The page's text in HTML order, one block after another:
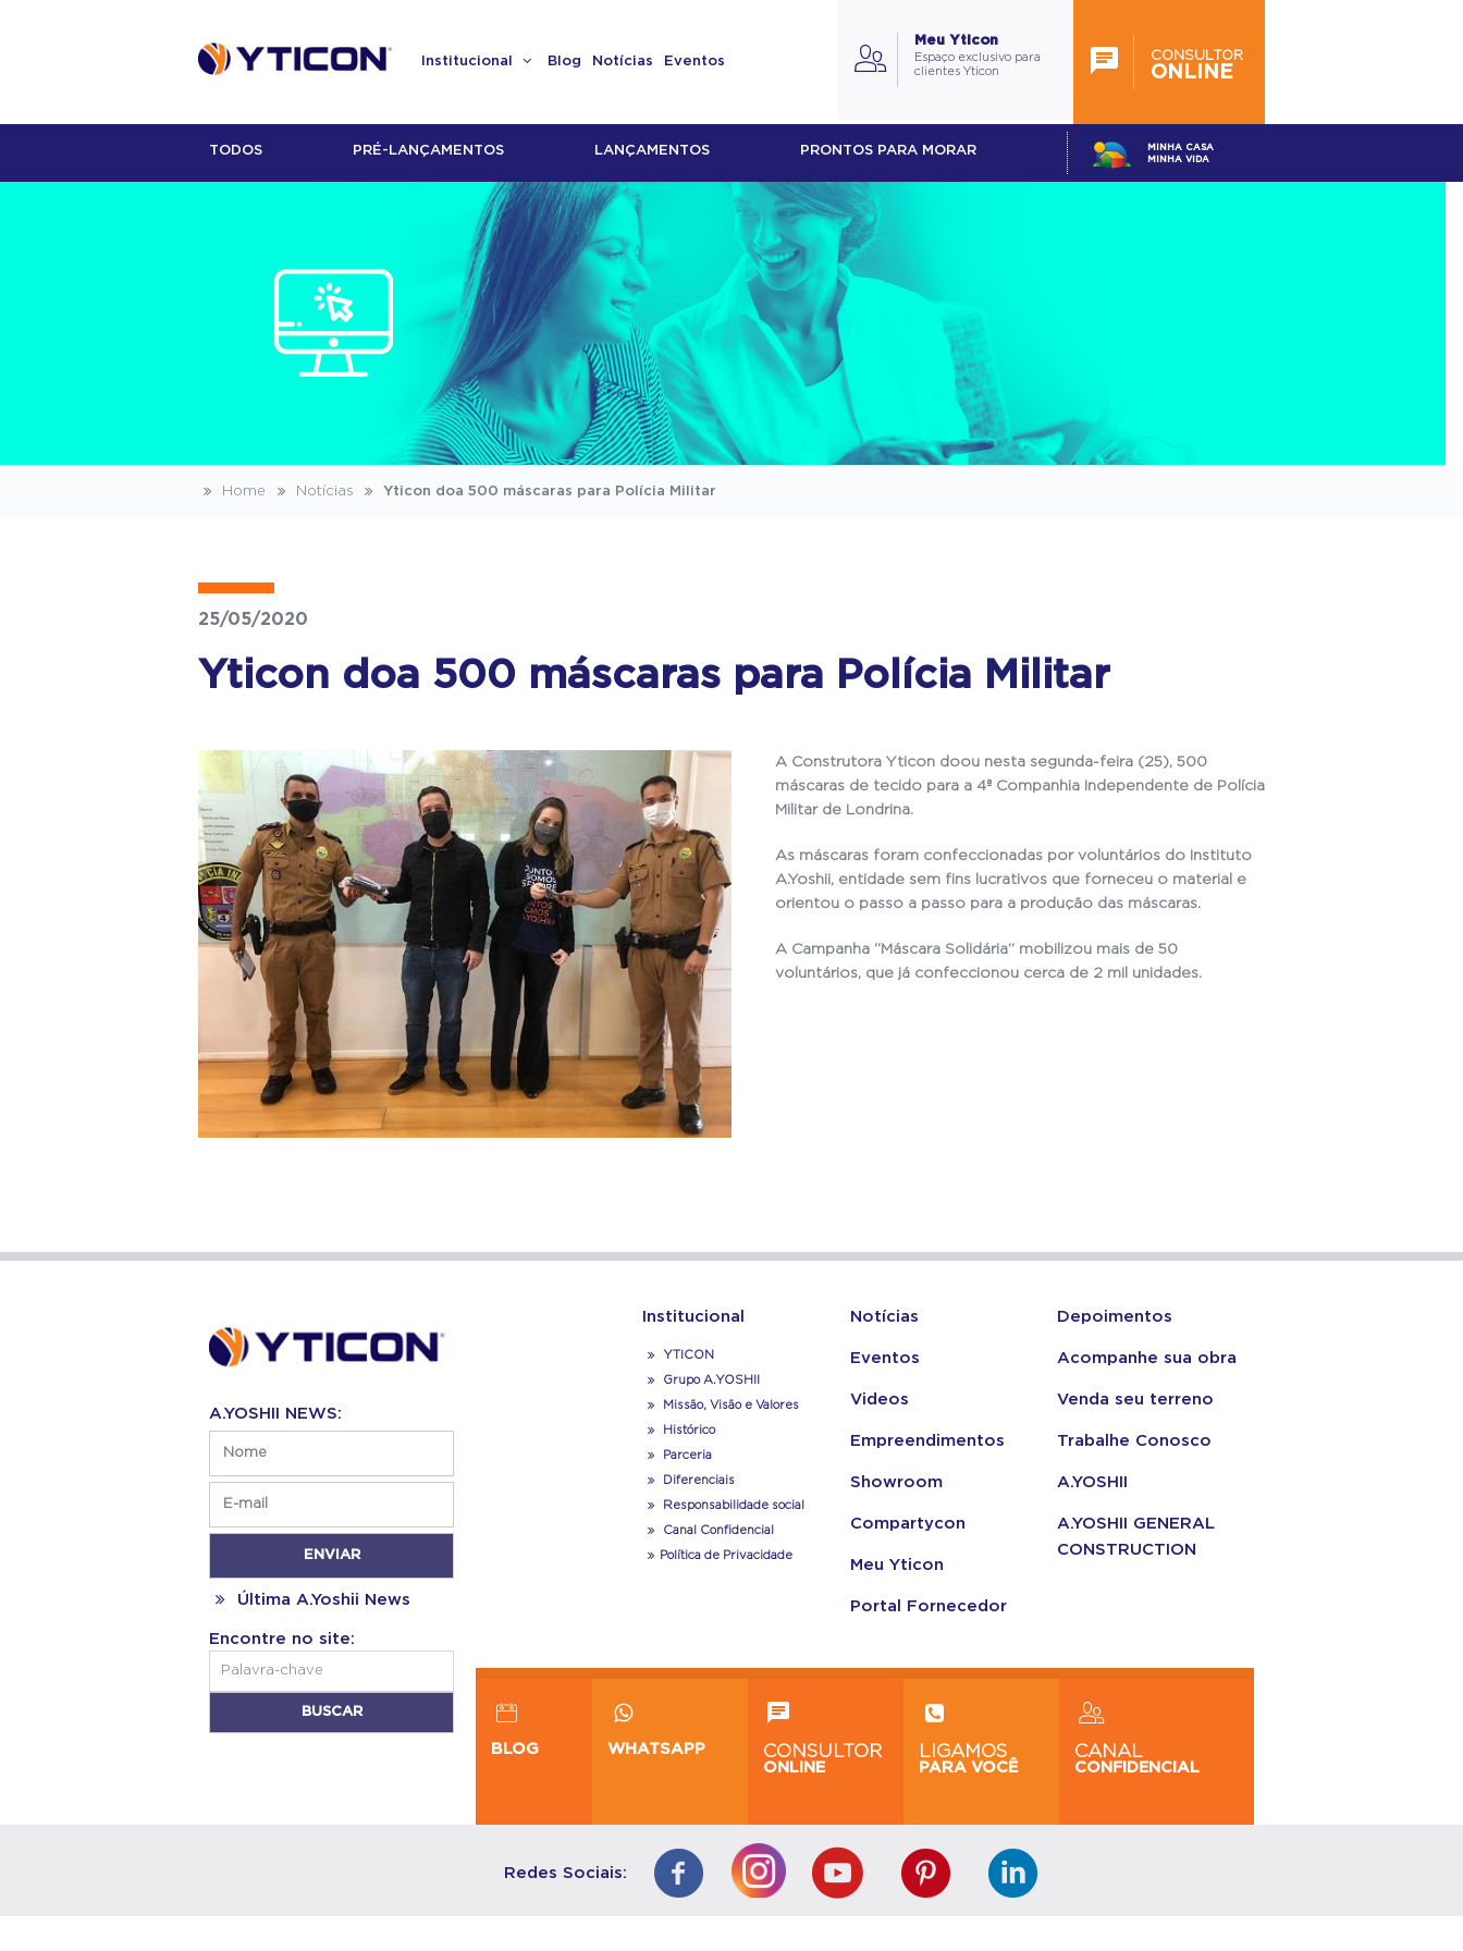
Institucional Blog Notícias Eventos
Meu Yticon
Espaço exclusivo para
clientes Yticon
CONSULTOR
ONLINE
TODOS PRÉ-LANÇAMENTOS LANÇAMENTOS PRONTOS PARA MORAR
MINHA CASA
MINHA VIDA
Home Notícias Yticon doa 500 máscaras para Polícia Militar
25/05/2020
Yticon doa 500 máscaras para Polícia Militar
A Construtora Yticon doou nesta segunda-feira (25), 500
máscaras de tecido para a 4ª Companhia Independente de Polícia
Militar de Londrina.
As máscaras foram confeccionadas por voluntários do Instituto
A.Yoshii, entidade sem fins lucrativos que forneceu o material e
orientou o passo a passo para a produção das máscaras.
A Campanha “Máscara Solidária” mobilizou mais de 50
voluntários, que já confeccionou cerca de 2 mil unidades.
A.YOSHII NEWS:
Última A.Yoshii News
Encontre no site:
Institucional
YTICON
Grupo A.YOSHII
Missão, Visão e Valores
Histórico
Parceria
Diferenciais
Responsabilidade social
Canal Confidencial
Política de Privacidade
Notícias
Eventos
Videos
Empreendimentos
Showroom
Compartycon
Meu Yticon
Portal Fornecedor
Depoimentos
Acompanhe sua obra
Venda seu terreno
Trabalhe Conosco
A.YOSHII
A.YOSHII GENERAL
CONSTRUCTION
BLOG WHATSAPP CONSULTOR
ONLINE
LIGAMOS
PARA VOCÊ
CANAL
CONFIDENCIAL
Redes Sociais: